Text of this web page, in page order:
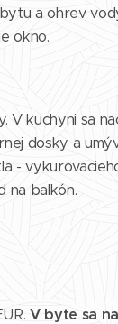
a ohrev
okno.
kuchyni sa
dosky a
-
na balkón.
V byte sa